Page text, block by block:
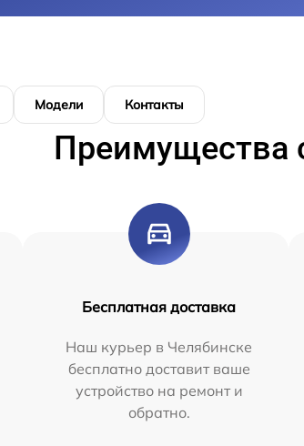
Модели Контакты
Преимущества
Бесплатная доставка
Наш курьер в Челябинске
бесплатно доставит ваше
устройство на ремонт и
обратно.